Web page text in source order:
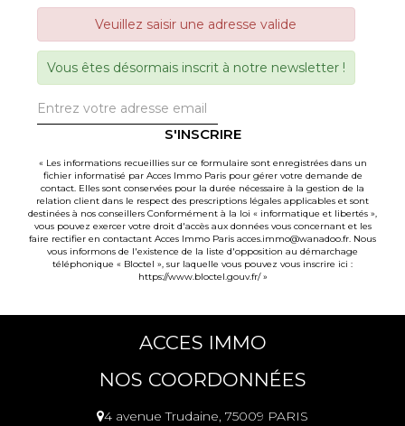
Veuillez saisir une adresse valide
Vous êtes désormais inscrit à notre newsletter !
S'INSCRIRE
« Les informations recueillies sur ce formulaire sont enregistrées dans un
fichier informatisé par Acces Immo Paris pour gérer votre demande de
contact. Elles sont conservées pour la durée nécessaire à la gestion de la
relation client dans le respect des prescriptions légales applicables et sont
destinées à nos conseillers Conformément à la loi « informatique et libertés »,
vous pouvez exercer votre droit d'accès aux données vous concernant et les
faire rectifier en contactant Acces Immo Paris acces.immo@wanadoo.fr. Nous
vous informons de l'existence de la liste d'opposition au démarchage
téléphonique « Bloctel », sur laquelle vous pouvez vous inscrire ici :
https://www.bloctel.gouv.fr/»
ACCES IMMO
NOS COORDONNÉES
4 avenue Trudaine, 75009 PARIS